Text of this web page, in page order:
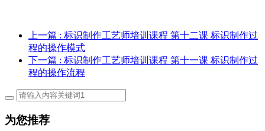
上一篇 : 标识制作工艺师培训课程 第十二课 标识制作过
程的操作模式
下一篇 : 标识制作工艺师培训课程 第十一课 标识制作过
程的操作流程
为您推荐